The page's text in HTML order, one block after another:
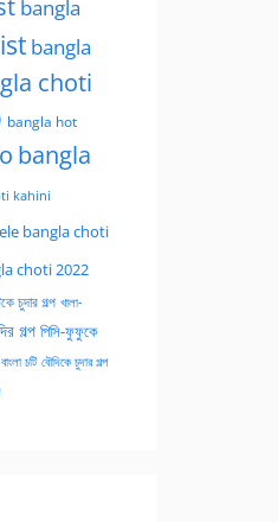
bangla
bangla
choti
bangla hot
bangla
kahini
bangla choti
choti 2022
চুদার গল্প খালা-
গল্প পিসি-ফুফুকে
বাংলা চটি বৌদিকে চুদার গল্প